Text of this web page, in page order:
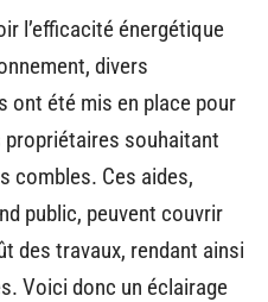
l’efficacité énergétique
divers
ont été mis en place pour
souhaitant
combles. Ces aides,
public, peuvent couvrir
des travaux, rendant ainsi
Voici donc un éclairage